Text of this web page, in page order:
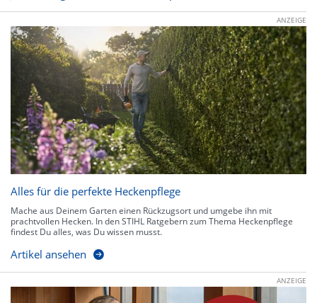
ANZEIGE
Alles für die perfekte Heckenpflege
Mache aus Deinem Garten einen Rückzugsort und umgebe ihn mit
prachtvollen Hecken. In den STIHL Ratgebern zum Thema Heckenpflege
findest Du alles, was Du wissen musst.
Artikel ansehen
ANZEIGE